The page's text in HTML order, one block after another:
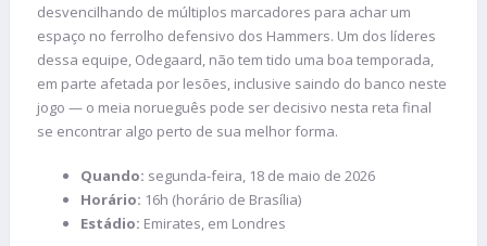
desvencilhando de múltiplos marcadores para achar um
espaço no ferrolho defensivo dos Hammers. Um dos líderes
dessa equipe, Odegaard, não tem tido uma boa temporada,
em parte afetada por lesões, inclusive saindo do banco neste
jogo — o meia norueguês pode ser decisivo nesta reta final
se encontrar algo perto de sua melhor forma.
Quando: segunda-feira, 18 de maio de 2026
Horário: 16h (horário de Brasília)
Estádio: Emirates, em Londres